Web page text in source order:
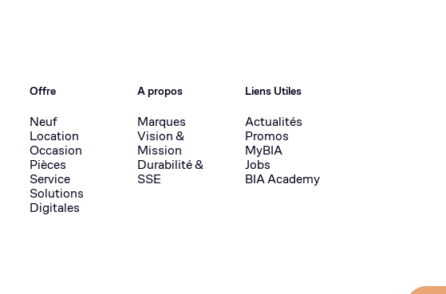
Offre
Neuf
Location
Occasion
Pièces
Service
Solutions
Digitales
A propos
Marques
Vision &
Mission
Durabilité &
SSE
Liens Utiles
Actualités
Promos
MyBIA
Jobs
BIA Academy